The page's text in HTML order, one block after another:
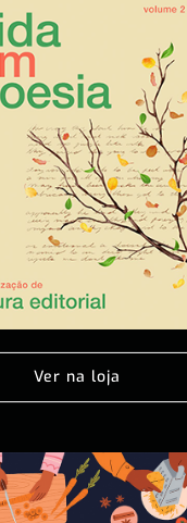
Ver na loja